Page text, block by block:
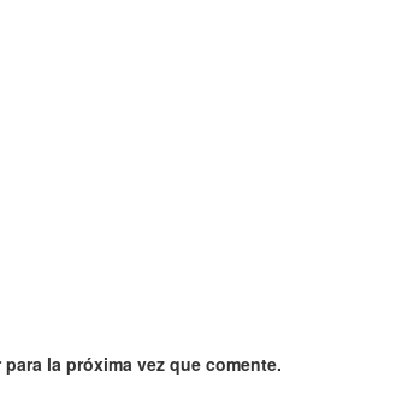
la próxima vez que comente.